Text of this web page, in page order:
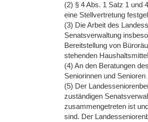
(2) § 4 Abs. 1 Satz 1 und
eine Stellvertretung
(3) Die Arbeit des
Senatsverwaltung
Bereitstellung von
stehenden
(4) An den Beratungen
Seniorinnen und
(5) Der
zuständigen
zusammengetreten ist
sind. Der